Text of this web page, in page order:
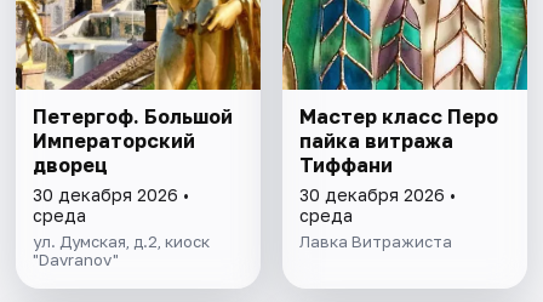
Петергоф. Большой
Императорский
дворец
30 декабря 2026 •
среда
ул. Думская, д.2, киоск
"Davranov"
Мастер класс Перо
пайка витража
Тиффани
30 декабря 2026 •
среда
Лавка Витражиста